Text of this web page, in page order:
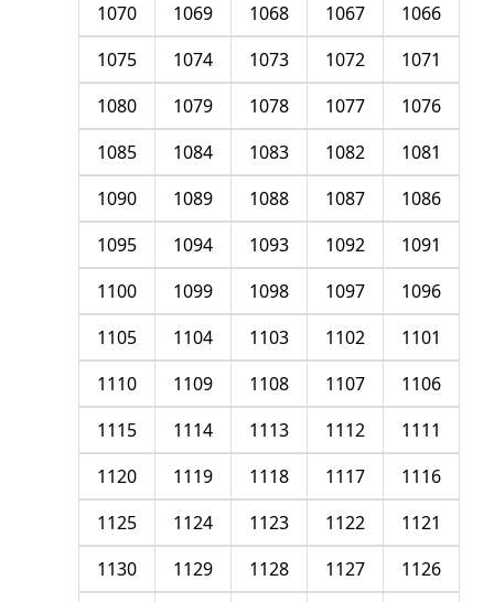
1066
1067
1068
1069
1070
1071
1072
1073
1074
1075
1076
1077
1078
1079
1080
1081
1082
1083
1084
1085
1086
1087
1088
1089
1090
1091
1092
1093
1094
1095
1096
1097
1098
1099
1100
1101
1102
1103
1104
1105
1106
1107
1108
1109
1110
1111
1112
1113
1114
1115
1116
1117
1118
1119
1120
1121
1122
1123
1124
1125
1126
1127
1128
1129
1130